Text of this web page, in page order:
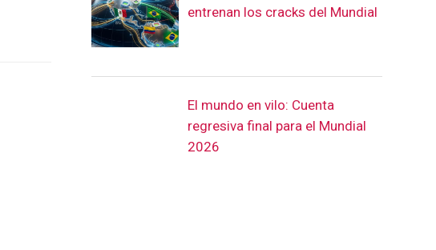
entrenan los cracks del Mundial
El mundo en vilo: Cuenta
regresiva final para el Mundial
2026